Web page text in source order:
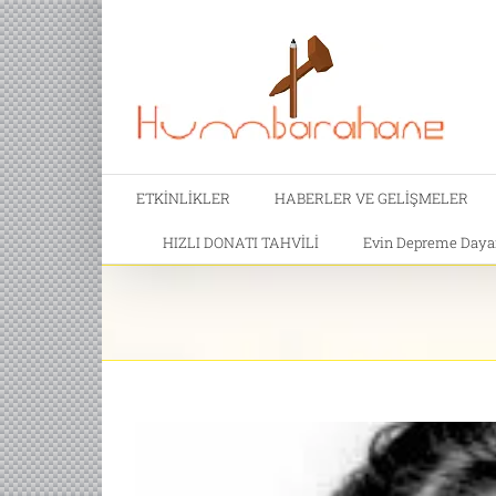
ETKİNLİKLER HABERLER VE GELİŞMELER
HIZLI DONATI TAHVİLİ Evin Depreme